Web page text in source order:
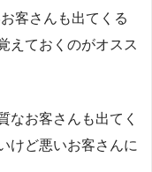
客さんも出てくる
えておくのがオスス
なお客さんも出てく
けど悪いお客さんに